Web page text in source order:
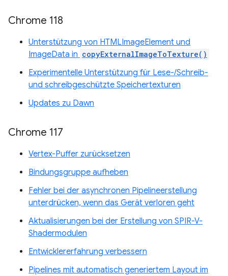
Chrome 118
Unterstützung von HTMLImageElement und
ImageData in copyExternalImageToTexture()
Experimentelle Unterstützung für Lese-/Schreib-
und schreibgeschützte Speichertexturen
Updates zu Dawn
Chrome 117
Vertex-Puffer zurücksetzen
Bindungsgruppe aufheben
Fehler bei der asynchronen Pipelineerstellung
unterdrücken, wenn das Gerät verloren geht
Aktualisierungen bei der Erstellung von SPIR-V-
Shadermodulen
Entwicklererfahrung verbessern
Pipelines mit automatisch generiertem Layout im